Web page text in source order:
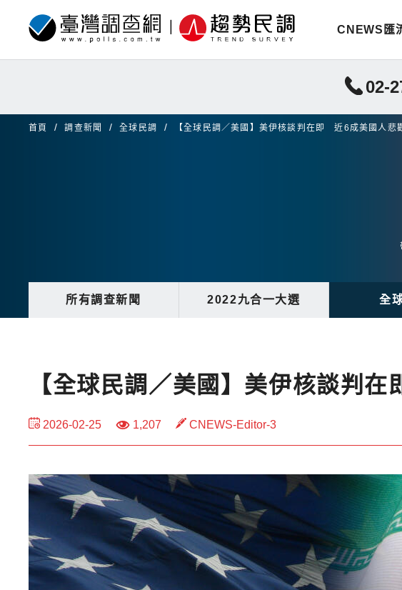
CNEWS匯
02-
首頁 調查新聞 全球民調 【全球民調／美國】美伊核談判在即 近6成美國人悲
所有調查新聞 2022九合一大選 全
【全球民調／美國】美伊核談判
2026-02-25 1,207 CNEWS-Editor-3